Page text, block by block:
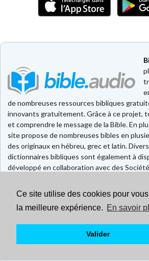
Ce site utilise des cookies pour
la meilleure expérience. En savoir
Valider
de nombreuses ressources bibliques
innovants gratuitement. Grâce à ce projet,
et comprendre le message de la Bible. En
site propose de nombreuses bibles en
des originaux en hébreu, grec et latin.
dictionnaires bibliques sont également à
développé en collaboration avec des
Faire un don
Contact